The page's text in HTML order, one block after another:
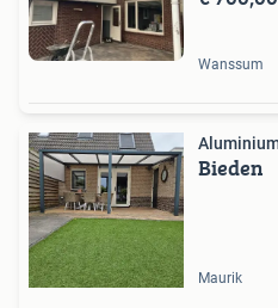
Wanssum
Bieden
Maurik